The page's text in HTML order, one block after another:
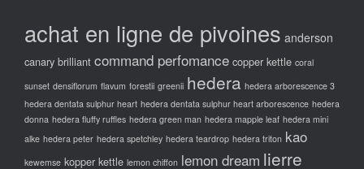
achat en ligne de pivoines anderson
canary brilliant command perfomance copper kettle coral
sunset densiflorum flavum forestii greenii hedera hedera arborescence 3
hedera dentata sulphur heart hedera dentata sulphur heart arborescence hedera
donna hedera fluffy ruffles hedera green man hedera mapple leaf hedera mini
alke hedera peter hedera spetchley hedera teardrop hedera triton kao
kewemse kopper kettle lemon chiffon lemon dream lierre